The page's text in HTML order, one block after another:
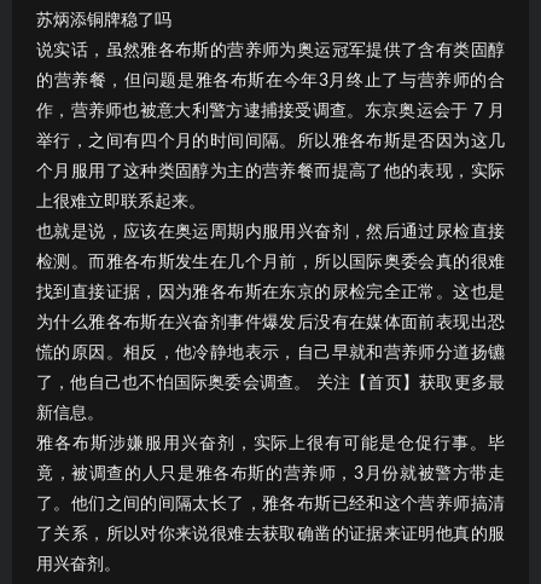
苏炳添铜牌稳了吗
说实话，虽然雅各布斯的营养师为奥运冠军提供了含有类固醇
的营养餐，但问题是雅各布斯在今年3月终止了与营养师的合
作，营养师也被意大利警方逮捕接受调查。东京奥运会于 7 月
举行，之间有四个月的时间间隔。所以雅各布斯是否因为这几
个月服用了这种类固醇为主的营养餐而提高了他的表现，实际
上很难立即联系起来。
也就是说，应该在奥运周期内服用兴奋剂，然后通过尿检直接
检测。而雅各布斯发生在几个月前，所以国际奥委会真的很难
找到直接证据，因为雅各布斯在东京的尿检完全正常。这也是
为什么雅各布斯在兴奋剂事件爆发后没有在媒体面前表现出恐
慌的原因。相反，他冷静地表示，自己早就和营养师分道扬镳
了，他自己也不怕国际奥委会调查。 关注【首页】获取更多最
新信息。
雅各布斯涉嫌服用兴奋剂，实际上很有可能是仓促行事。毕
竟，被调查的人只是雅各布斯的营养师，3月份就被警方带走
了。他们之间的间隔太长了，雅各布斯已经和这个营养师搞清
了关系，所以对你来说很难去获取确凿的证据来证明他真的服
用兴奋剂。